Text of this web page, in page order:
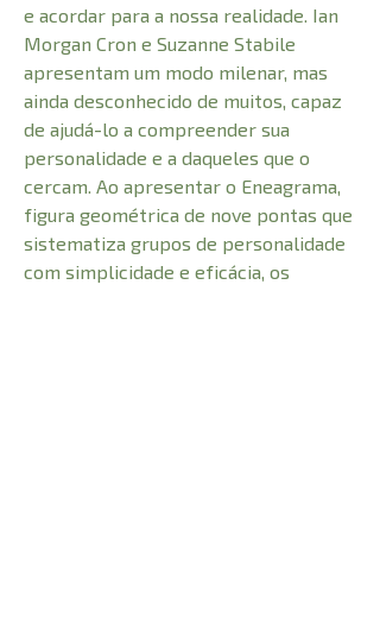
e acordar para a nossa realidade. Ian
Morgan Cron e Suzanne Stabile
apresentam um modo milenar, mas
ainda desconhecido de muitos, capaz
de ajudá-lo a compreender sua
personalidade e a daqueles que o
cercam. Ao apresentar o Eneagrama,
figura geométrica de nove pontas que
sistematiza grupos de personalidade
com simplicidade e eficácia, os